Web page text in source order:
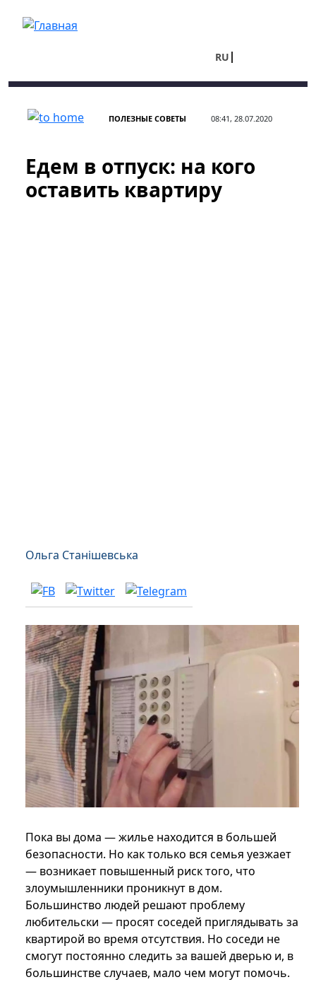
RU
ПОЛЕЗНЫЕ СОВЕТЫ 08:41, 28.07.2020
Едем в отпуск: на кого
оставить квартиру
Ольга Станішевська
Пока вы дома — жилье находится в большей
безопасности. Но как только вся семья уезжает
— возникает повышенный риск того, что
злоумышленники проникнут в дом.
Большинство людей решают проблему
любительски — просят соседей приглядывать за
квартирой во время отсутствия. Но соседи не
смогут постоянно следить за вашей дверью и, в
большинстве случаев, мало чем могут помочь.